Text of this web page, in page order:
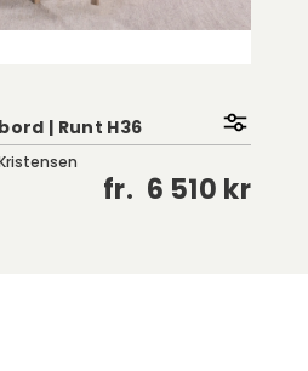
| Runt H36
fr. 6 510 kr